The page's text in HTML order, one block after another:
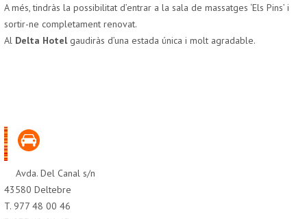
A més, tindràs la possibilitat d’entrar a la sala de massatges ‘Els Pins’ i
sortir-ne completament renovat.
Al Delta Hotelgaudiràs d’una estada única i molt agradable.
Avda. Del Canal s/n
43580 Deltebre
T. 977 48 00 46